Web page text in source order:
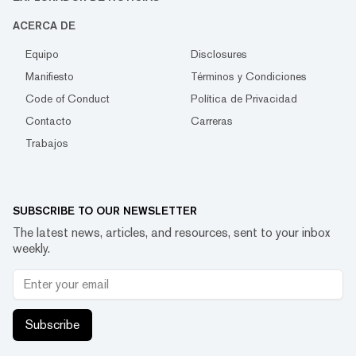
ACERCA DE
Equipo
Disclosures
Manifiesto
Términos y Condiciones
Code of Conduct
Política de Privacidad
Contacto
Carreras
Trabajos
SUBSCRIBE TO OUR NEWSLETTER
The latest news, articles, and resources, sent to your inbox
weekly.
Subscribe